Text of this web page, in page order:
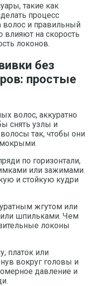
такие как
процесс
волос и правильный
влияют на скорость
локонов.
без
простые
волос, аккуратно
снять узлы и
так, чтобы они
по горизонтали,
или зажимами.
и стойкую кудри
жгутом или
или шпильками. Чем
локоны
платок или
вокруг головы и
давление и